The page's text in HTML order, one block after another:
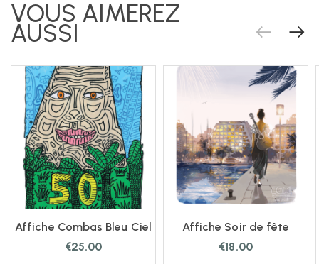
Affiche Combas Bleu Ciel
€25.00
Affiche Soir de fête
€18.00